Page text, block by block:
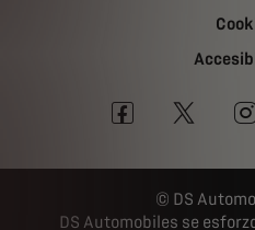
DS
DS Automobiles se